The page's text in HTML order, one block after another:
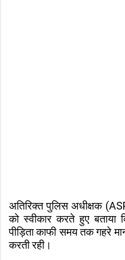
अतिरिक्त पुलिस अधीक्षक
को स्वीकार करते हुए
पीड़िता काफी समय तक गहरे
करती रही।